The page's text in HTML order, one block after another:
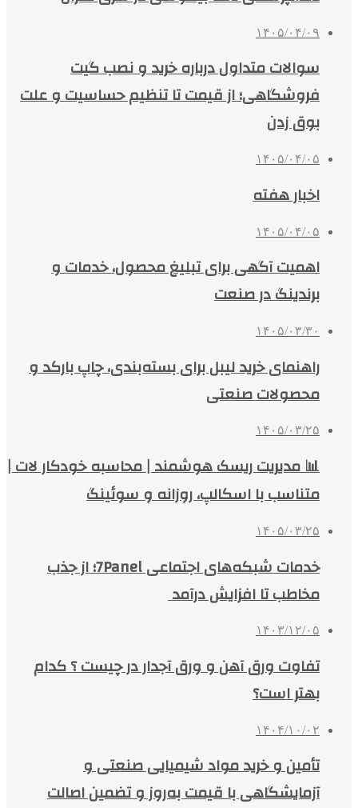
۱۴۰۵/۰۴/۰۹
سوالات متداول درباره خرید و نصب گیت
فروشگاهی؛ از قیمت تا تنظیم حساسیت و علت
بوق زدن
۱۴۰۵/۰۴/۰۵
اخبار هفته
۱۴۰۵/۰۴/۰۵
اهمیت آگهی برای تبلیغ محصول، خدمات و
برندینگ در صنعت
۱۴۰۵/۰۳/۳۰
راهنمای خرید لیبل برای بسته‌بندی، چاپ بارکد و
محصولات صنعتی
۱۴۰۵/۰۳/۲۵
📊 مدیریت ریسک هوشمند | محاسبه خودکار لات |
متناسب با اسکالپ، روزانه و سوئینگ
۱۴۰۵/۰۳/۲۵
خدمات شبکه‌های اجتماعی 7Panel؛ از جذب
مخاطب تا افزایش درآمد
۱۴۰۳/۱۲/۰۵
تفاوت ورق آهن و ورق آجدار در چیست ؟ کدام
بهتر است؟
۱۴۰۴/۱۰/۰۲
تأمین و خرید مواد شیمیایی صنعتی و
آزمایشگاهی با قیمت به‌روز و تضمین اصالت